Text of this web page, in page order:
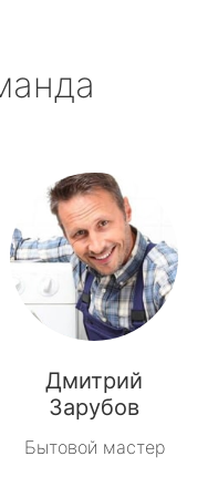
Дмитрий
Зарубов
Бытовой мастер